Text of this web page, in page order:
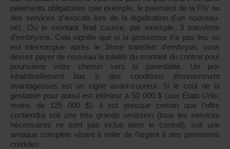
paiements obligatoires (par exemple, le paiement de la FIV ou
des services d'avocats lors de la légalisation d'un nouveau-
né). Ou le montant final couvre, par exemple, 3 transferts
d'embryons. Cela signifie que si la grossesse n'a pas lieu ou
est interrompue après le 3ème transfert d'embryon, vous
devrez payer de nouveau la totalité du montant du contrat pour
poursuivre votre chemin vers la parentalité. Un prix
inhabituellement bas à des conditions étonnamment
avantageuses est un signe avant-coureur. Si le coût de la
gestation pour autrui est inférieur à 50 000 $ (aux États-Unis,
moins de 125 000 $), il est presque certain que l’offre
contiendra soit une très grande omission (tous les services
nécessaires ne sont pas inclus dans le contrat), soit une
arnaque complète visant à voler de l’argent à des personnes
crédules.